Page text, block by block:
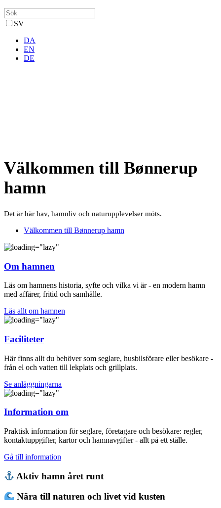
SV
DA
EN
DE
Välkommen till Bønnerup
hamn
Det är här hav, hamnliv och naturupplevelser möts.
Välkommen till Bønnerup hamn
Om hamnen
Läs om hamnens historia, syfte och vilka vi är - en modern hamn
med affärer, fritid och samhälle.
Läs allt om hamnen
Faciliteter
Här finns allt du behöver som seglare, husbilsförare eller besökare -
från el och vatten till lekplats och grillplats.
Se anläggningarna
Information om
Praktisk information för seglare, företagare och besökare: regler,
kontaktuppgifter, kartor och hamnavgifter - allt på ett ställe.
Gå till information
Aktiv hamn året runt
Nära till naturen och livet vid kusten